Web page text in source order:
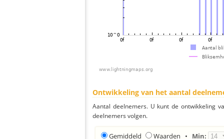
Ontwikkeling van het aantal
Aantal deelnemers. U kunt de ontwikkeling
deelnemers volgen.
Gemiddeld Waarden • Min: